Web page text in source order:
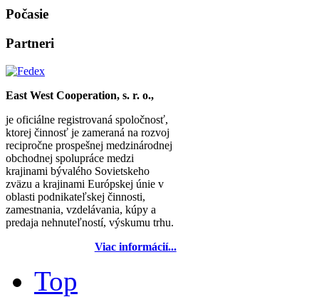
Počasie
Partneri
East West Cooperation, s. r. o.,
je oficiálne registrovaná spoločnosť,
ktorej činnosť je zameraná na rozvoj
recipročne prospešnej medzinárodnej
obchodnej spolupráce medzi
krajinami bývalého Sovietskeho
zväzu a krajinami Európskej únie v
oblasti podnikateľskej činnosti,
zamestnania, vzdelávania, kúpy a
predaja nehnuteľností, výskumu trhu.
Viac informácií...
Top